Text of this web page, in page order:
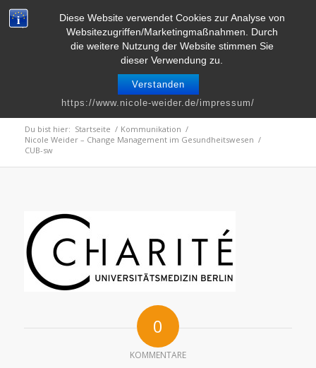
Diese Website verwendet Cookies zur Analyse von
Websitezugriffen/Marketingmaßnahmen. Durch
die weitere Nutzung der Website stimmen Sie
dieser Verwendung zu.
Verstanden
https://www.nicole-weider.de/impressum/
CUB-sw
Du bist hier: Startseite / Kommunikation /
Nicole Weider – Change Management im Gesundheitswesen /
CUB-sw
0
KOMMENTARE